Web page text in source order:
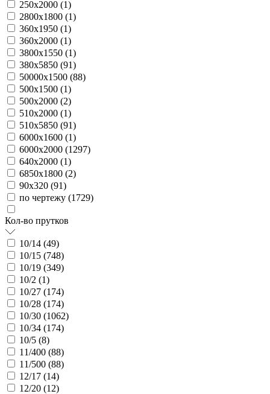
250х2000 (1)
2800х1800 (1)
360х1950 (1)
360х2000 (1)
3800х1550 (1)
380х5850 (91)
50000х1500 (88)
500х1500 (1)
500х2000 (2)
510х2000 (1)
510х5850 (91)
6000х1600 (1)
6000х2000 (1297)
640х2000 (1)
6850х1800 (2)
90х320 (91)
по чертежу (1729)
Кол-во прутков
10/14 (49)
10/15 (748)
10/19 (349)
10/2 (1)
10/27 (174)
10/28 (174)
10/30 (1062)
10/34 (174)
10/5 (8)
11/400 (88)
11/500 (88)
12/17 (14)
12/20 (12)